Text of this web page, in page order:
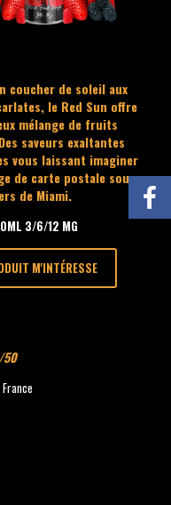
coucher de soleil aux
le Red Sun offre
mélange de fruits
saveurs exaltantes
vous laissant imaginer
de carte postale sous
de Miami.
3/6/12 MG
M'INTÉRESSE
50